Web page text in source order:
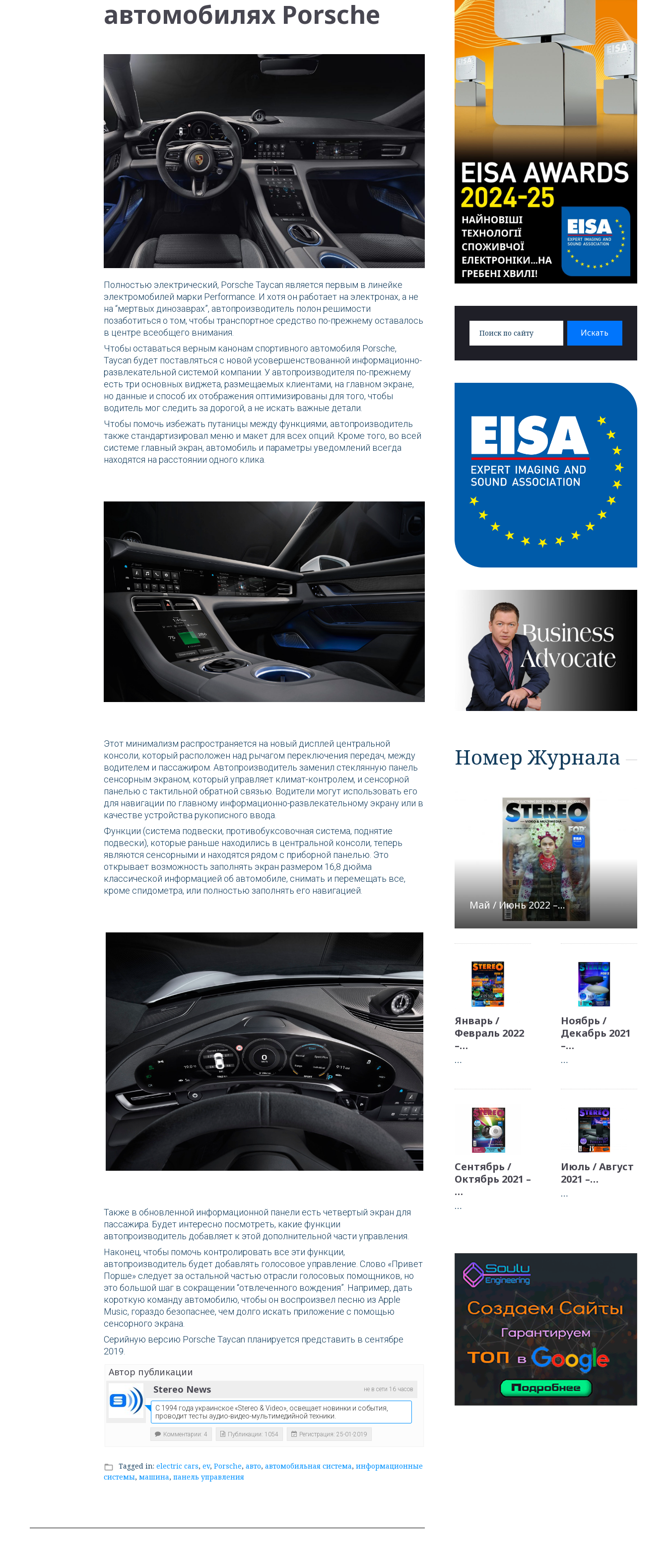
автомобилях Porsche
Полностью электрический, Porsche Taycan является первым в линейке
электромобилей марки Performance. И хотя он работает на электронах, а не
на “мертвых динозаврах”, автопроизводитель полон решимости
позаботиться о том, чтобы транспортное средство по-прежнему оставалось
в центре всеобщего внимания.
Чтобы оставаться верным канонам спортивного автомобиля Porsche,
Taycan будет поставляться с новой усовершенствованной информационно-
развлекательной системой компании. У автопроизводителя по-прежнему
есть три основных виджета, размещаемых клиентами, на главном экране,
но данные и способ их отображения оптимизированы для того, чтобы
водитель мог следить за дорогой, а не искать важные детали.
Чтобы помочь избежать путаницы между функциями, автопроизводитель
также стандартизировал меню и макет для всех опций. Кроме того, во всей
системе главный экран, автомобиль и параметры уведомлений всегда
находятся на расстоянии одного клика.
Этот минимализм распространяется на новый дисплей центральной
консоли, который расположен над рычагом переключения передач, между
водителем и пассажиром. Автопроизводитель заменил стеклянную панель
сенсорным экраном, который управляет климат-контролем, и сенсорной
панелью с тактильной обратной связью. Водители могут использовать его
для навигации по главному информационно-развлекательному экрану или в
качестве устройства рукописного ввода.
Функции (система подвески, противобуксовочная система, поднятие
подвески), которые раньше находились в центральной консоли, теперь
являются сенсорными и находятся рядом с приборной панелью. Это
открывает возможность заполнять экран размером 16,8 дюйма
классической информацией об автомобиле, снимать и перемещать все,
кроме спидометра, или полностью заполнять его навигацией.
Также в обновленной информационной панели есть четвертый экран для
пассажира. Будет интересно посмотреть, какие функции
автопроизводитель добавляет к этой дополнительной части управления.
Наконец, чтобы помочь контролировать все эти функции,
автопроизводитель будет добавлять голосовое управление. Слово «Привет
Порше» следует за остальной частью отрасли голосовых помощников, но
это большой шаг в сокращении “отвлеченного вождения”. Например, дать
короткую команду автомобилю, чтобы он воспроизвел песню из Apple
Music, гораздо безопаснее, чем долго искать приложение с помощью
сенсорного экрана.
Серийную версию Porsche Taycan планируется представить в сентябре
2019.
Автор публикации
не в сети 16 часов
Stereo News
С 1994 года украинское «Stereo & Video», освещает новинки и события,
проводит тесты аудио-видео-мультимедийной техники.
Комментарии: 4 Публикации: 1054 Регистрация: 25-01-2019
folder_open Tagged in: electric cars, ev, Porsche, авто, автомобильная система, информационные
системы, машина, панель управления
Искать
Номер Журнала
Май / Июнь 2022 –…
Январь /
Февраль 2022
–…
…
Ноябрь /
Декабрь 2021
–…
…
Сентябрь /
Октябрь 2021 –
…
…
Июль / Август
2021 –…
…